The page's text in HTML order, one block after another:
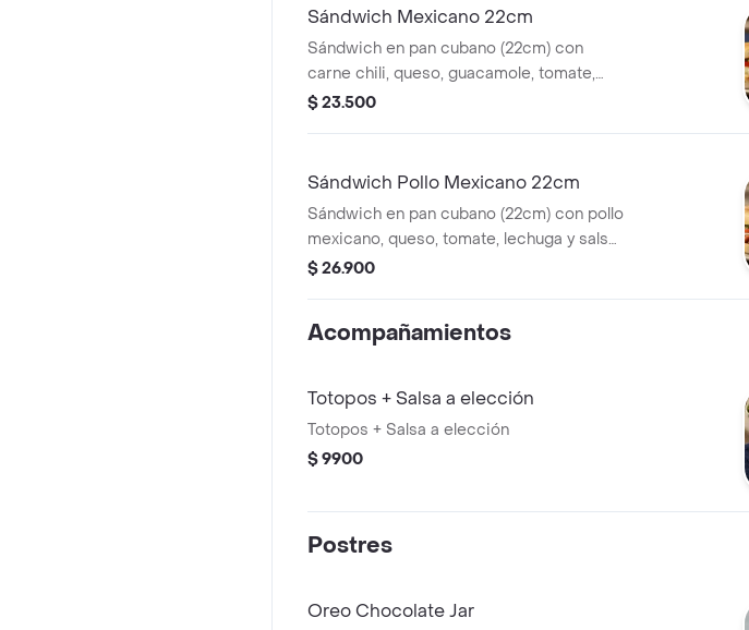
Sándwich Mexicano 22cm
Sándwich en pan cubano (22cm) con
carne chili, queso, guacamole, tomate,
lechuga y salsa de ajo.
$ 23.500
Sándwich Pollo Mexicano 22cm
Sándwich en pan cubano (22cm) con pollo
mexicano, queso, tomate, lechuga y salsa
de ajo. *Producto Ligeramente Picante.
$ 26.900
Acompañamientos
Totopos + Salsa a elección
Totopos + Salsa a elección
$ 9900
Postres
Oreo Chocolate Jar